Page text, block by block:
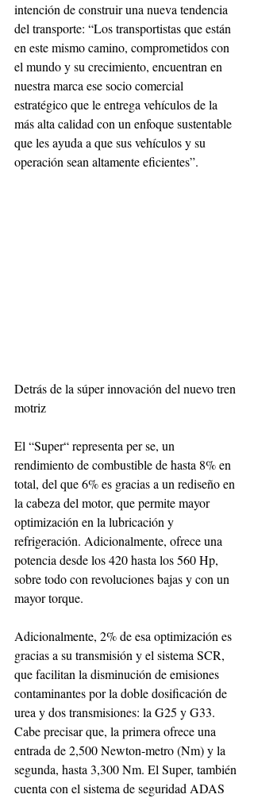
intención de construir una nueva tendencia
del transporte: “Los transportistas que están
en este mismo camino, comprometidos con
el mundo y su crecimiento, encuentran en
nuestra marca ese socio comercial
estratégico que le entrega vehículos de la
más alta calidad con un enfoque sustentable
que les ayuda a que sus vehículos y su
operación sean altamente eficientes”.
Detrás de la súper innovación del nuevo tren
motriz
El “Super“ representa per se, un
rendimiento de combustible de hasta 8% en
total, del que 6% es gracias a un rediseño en
la cabeza del motor, que permite mayor
optimización en la lubricación y
refrigeración. Adicionalmente, ofrece una
potencia desde los 420 hasta los 560 Hp,
sobre todo con revoluciones bajas y con un
mayor torque.
Adicionalmente, 2% de esa optimización es
gracias a su transmisión y el sistema SCR,
que facilitan la disminución de emisiones
contaminantes por la doble dosificación de
urea y dos transmisiones: la G25 y G33.
Cabe precisar que, la primera ofrece una
entrada de 2,500 Newton-metro (Nm) y la
segunda, hasta 3,300 Nm. El Super, también
cuenta con el sistema de seguridad ADAS